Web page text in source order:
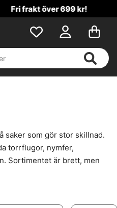
över 699 kr!
saker som gör stor skillnad.
torrflugor, nymfer,
Sortimentet är brett, men
att leta i blindo. Bara grejer